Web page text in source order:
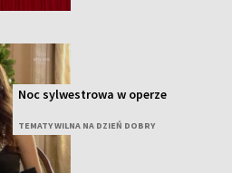
Noc sylwestrowa w operze
TEMATY WILNA NA DZIEŃ DOBRY